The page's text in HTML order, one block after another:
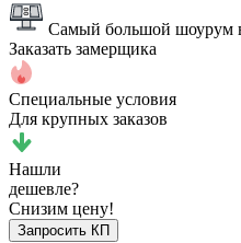
Самый большой шоурум
Заказать замерщика
Специальные условия
Для крупных заказов
Нашли
дешевле?
Снизим цену!
Запросить КП